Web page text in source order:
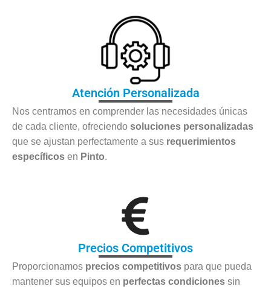
Atención Personalizada
Nos centramos en comprender las necesidades únicas
de cada cliente, ofreciendo soluciones personalizadas
que se ajustan perfectamente a sus requerimientos
específicos en Pinto.
Precios Competitivos
Proporcionamos precios competitivos para que pueda
mantener sus equipos en perfectas condiciones sin